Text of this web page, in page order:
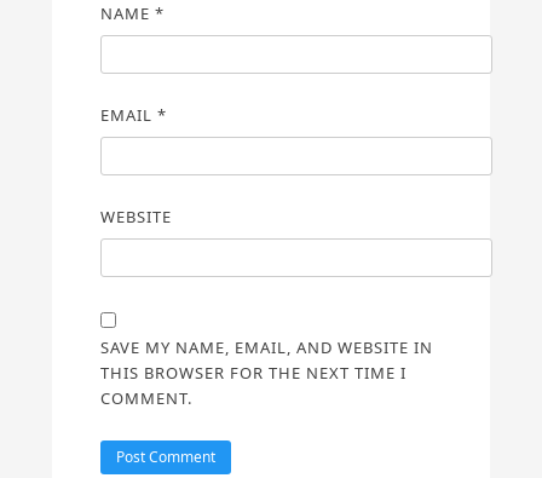
NAME *
EMAIL *
WEBSITE
SAVE MY NAME, EMAIL, AND WEBSITE IN
THIS BROWSER FOR THE NEXT TIME I
COMMENT.